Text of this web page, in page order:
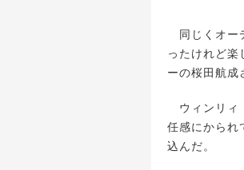
同じくオー
ったけれど
ーの桜田航成
ウィンリィ
任感にかられ
込んだ。